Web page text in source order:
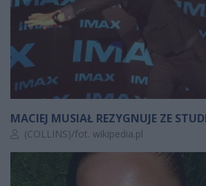
MACIEJ MUSIAŁ REZYGNUJE ZE
Autor artykułu:
(COLLINS)/fot. wikipedia.pl